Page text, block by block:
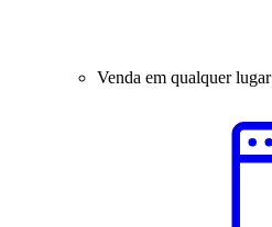
Venda em qualquer lugar